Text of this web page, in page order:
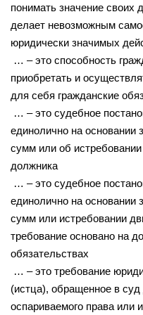
понимать значение своих
делает невозможным
юридически значимых
… – это способность
приобретать и
для себя гражданские
… – это судебное
единолично на основании
сумм или об
должника
… – это судебное
единолично на основании
сумм или истребовании
требование основано на
обязательствах
… – это требование
(истца), обращенное в
оспариваемого права или